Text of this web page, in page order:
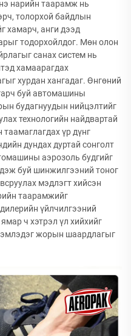
нарийн таарамж нь
толорхой байдлын
хамарч, анги дээд
тодорхойлдог. Мөн олон
санах систем нь
хамаарагдах
хурдан хангадаг. Өнгөний
буй автомашины
будагнуудын нийцэлтийг
технологийн найдвартай
үр дүнг
дундах дуртай сонголт
аэрозоль будгийг
буй шинжилгээний тоног
мэдлэгт хийсэн
таарамжийг
үйлчилгээний
ч хэтрэл үл хийхийг
жорын шаардлагыг